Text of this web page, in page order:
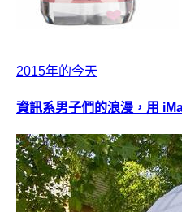
2015年的今天
資訊系男子們的浪漫，用